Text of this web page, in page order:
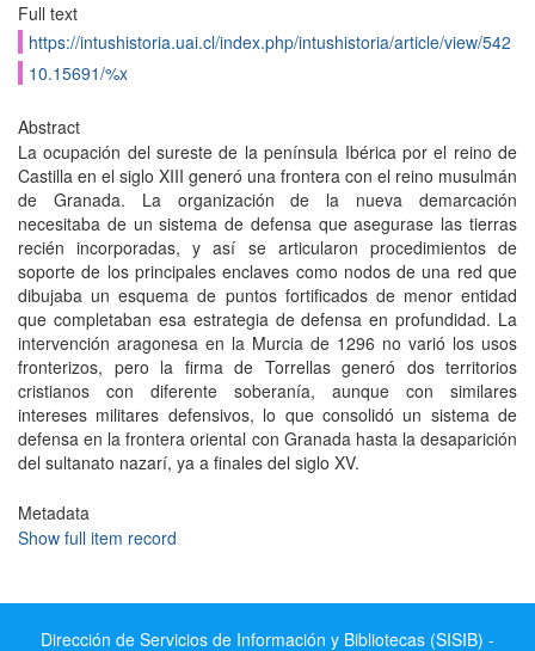
Full text
https://intushistoria.uai.cl/index.php/intushistoria/article/view/542
10.15691/%x
Abstract
La ocupación del sureste de la península Ibérica por el reino de
Castilla en el siglo XIII generó una frontera con el reino musulmán
de Granada. La organización de la nueva demarcación
necesitaba de un sistema de defensa que asegurase las tierras
recién incorporadas, y así se articularon procedimientos de
soporte de los principales enclaves como nodos de una red que
dibujaba un esquema de puntos fortificados de menor entidad
que completaban esa estrategia de defensa en profundidad. La
intervención aragonesa en la Murcia de 1296 no varió los usos
fronterizos, pero la firma de Torrellas generó dos territorios
cristianos con diferente soberanía, aunque con similares
intereses militares defensivos, lo que consolidó un sistema de
defensa en la frontera oriental con Granada hasta la desaparición
del sultanato nazarí, ya a finales del siglo XV.
Metadata
Show full item record
Dirección de Servicios de Información y Bibliotecas (SISIB) -